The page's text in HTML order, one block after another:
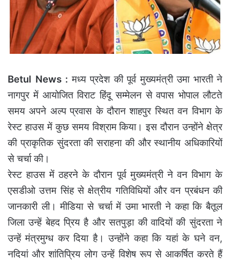
Betul News : मध्य प्रदेश की पूर्व मुख्यमंत्री उमा भारती ने
नागपुर में आयोजित विराट हिंदू सम्मेलन से वपास भोपाल लौटते
समय अपने अल्प प्रवास के दौरान शाहपुर स्थित वन विभाग के
रेस्ट हाउस में कुछ समय विश्राम किया। इस दौरान उन्होंने क्षेत्र
की प्राकृतिक सुंदरता की सराहना की और स्थानीय अधिकारियों
से चर्चा की।
रेस्ट हाउस में ठहरने के दौरान पूर्व मुख्यमंत्री ने वन विभाग के
एसडीओ उत्तम सिंह से क्षेत्रीय गतिविधियों और वन प्रबंधन की
जानकारी ली। मीडिया से चर्चा में उमा भारती ने कहा कि बैतूल
जिला उन्हें बेहद प्रिय है और सतपुड़ा की वादियों की सुंदरता ने
उन्हें मंत्रमुग्ध कर दिया है। उन्होंने कहा कि यहां के घने वन,
नदियां और शांतिप्रिय लोग उन्हें विशेष रूप से आकर्षित करते हैं